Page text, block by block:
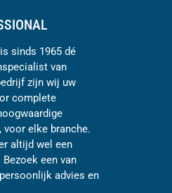
sinds 1965 dé
van
zijn wij uw
complete
voor elke branche.
altijd wel een
een van
advies en